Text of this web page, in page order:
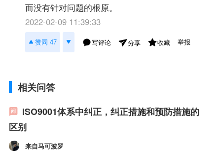
而没有针对问题的根原。
2022-02-09 11:39:33
赞同 47 写评论 分享 收藏 举报
相关问答
ISO9001体系中纠正，纠正措施和预防措施的
区别
来自马可波罗